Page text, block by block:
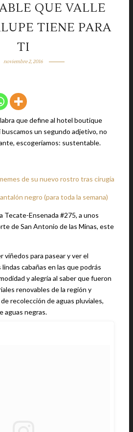
QUE VALLE
TIENE PARA
TI
noviembre 2, 2016
que define al hotel boutique
buscamos un segundo adjetivo, no
escogeríamos: sustentable.
de su nuevo rostro tras cirugía
negro (para toda la semana)
Tecate-Ensenada #275, a unos
de San Antonio de las Minas, este
viñedos para pasear y ver el
cabañas en las que podrás
y alegría al saber que fueron
renovables de la región y
recolección de aguas pluviales,
aguas negras.